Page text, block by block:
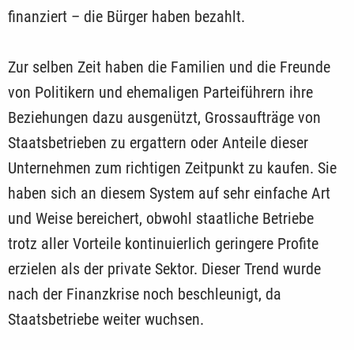
finanziert – die Bürger haben bezahlt.
Zur selben Zeit haben die Familien und die Freunde
von Politikern und ehemaligen Parteiführern ihre
Beziehungen dazu ausgenützt, Grossaufträge von
Staatsbetrieben zu ergattern oder Anteile dieser
Unternehmen zum richtigen Zeitpunkt zu kaufen. Sie
haben sich an diesem System auf sehr einfache Art
und Weise bereichert, obwohl staatliche Betriebe
trotz aller Vorteile kontinuierlich geringere Profite
erzielen als der private Sektor. Dieser Trend wurde
nach der Finanzkrise noch beschleunigt, da
Staatsbetriebe weiter wuchsen.